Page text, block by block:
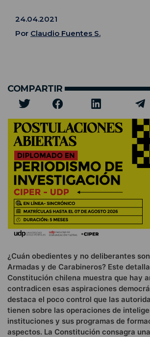
24.04.2021
Por Claudio Fuentes S.
COMPARTIR
¿Cuán obedientes y no deliberantes
Armadas y de Carabineros? Este
Constitución chilena muestra que hay
contradicen esas aspiraciones
destaca el poco control que las
tienen sobre las operaciones de
instituciones y sus programas de
aspectos. La Constitución consagra